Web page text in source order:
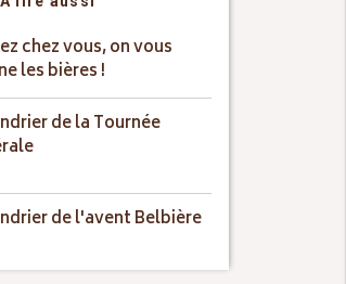
chez vous, on vous
les bières !
de la Tournée
de l'avent Belbière